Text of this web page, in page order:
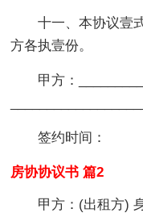
十一、本协议壹
方各执壹份。
甲方：
签约时间：
房协协议书 篇2
甲方：(出租方)